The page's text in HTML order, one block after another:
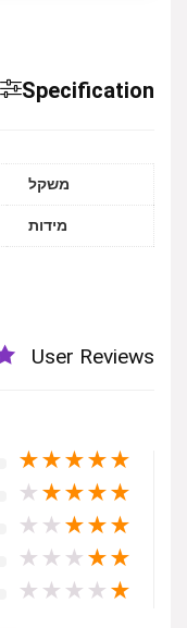
Specification:
משקל
מידות
User Reviews
★
★
★
★
★
★
★
★
★
★
★
★
★
★
★
★
★
★
★
★
★
★
★
★
★